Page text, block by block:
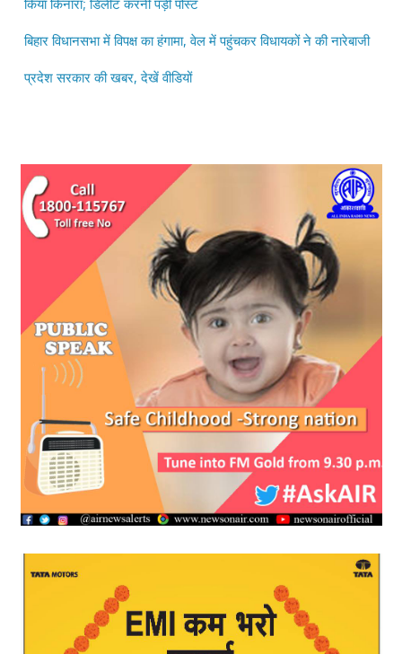
प्रदेश सरकार की खबर, देखें वीडियों